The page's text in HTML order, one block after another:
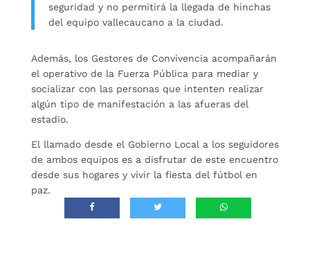
seguridad y no permitirá la llegada de hinchas
del equipo vallecaucano a la ciudad.
Además, los Gestores de Convivencia acompañarán
el operativo de la Fuerza Pública para mediar y
socializar con las personas que intenten realizar
algún tipo de manifestación a las afueras del
estadio.
El llamado desde el Gobierno Local a los seguidores
de ambos equipos es a disfrutar de este encuentro
desde sus hogares y vivir la fiesta del fútbol en
paz.